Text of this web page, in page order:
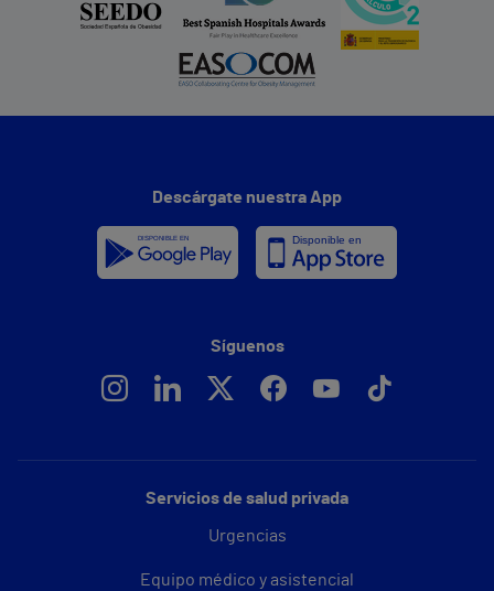
Servicios de salud privada
Urgencias
Equipo médico y asistencial
Descárgate nuestra App
Síguenos